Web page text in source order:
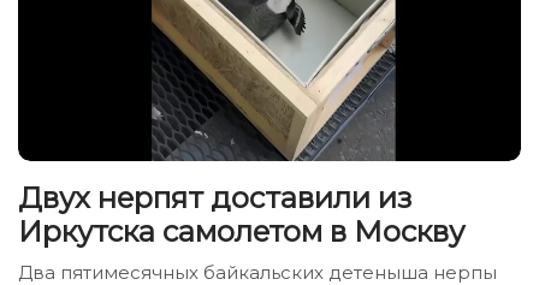
Двух нерпят доставили из
Иркутска самолетом в Москву
Два пятимесячных байкальских детеныша нерпы